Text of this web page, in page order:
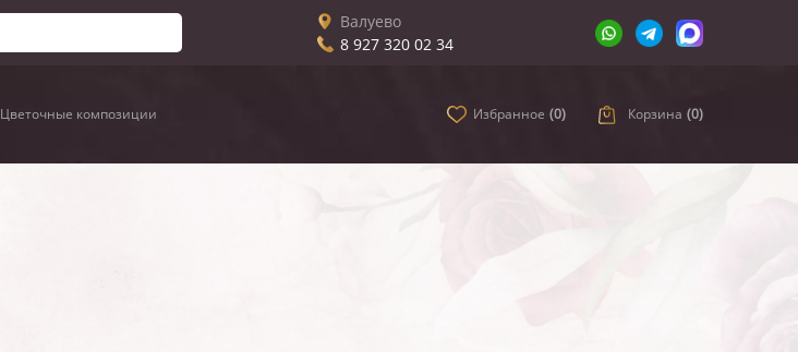
Валуево
8 927 320 02 34
Цветочные композиции Избранное (0) Корзина (0)